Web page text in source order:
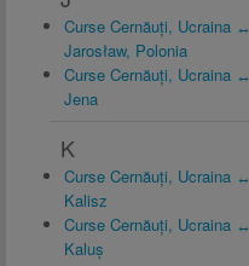
Curse Cernăuți, Ucraina ↔
Jarosław, Polonia
Curse Cernăuți, Ucraina ↔
Jena
K
Curse Cernăuți, Ucraina ↔
Kalisz
Curse Cernăuți, Ucraina ↔
Kaluș